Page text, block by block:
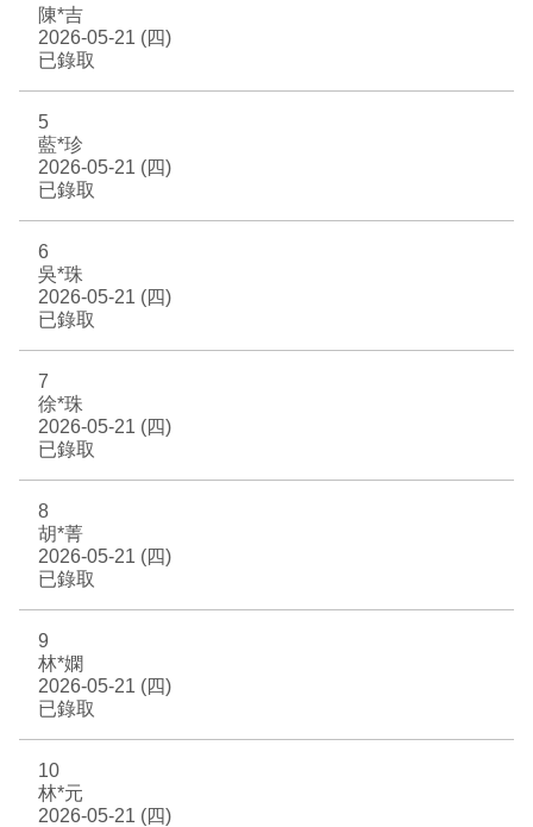
典藏3D手上Run
2021 TAKAO．台客．南方HUE：李俊賢
2021高雄獎
2019 奔‧月—劉國松
感動虎 高美特展
感動牛 高美特展
尋寶高雄 - 校園推廣教材
陳*吉
2026-05-21 (四)
已錄取
5
藍*珍
2026-05-21 (四)
已錄取
6
吳*珠
2026-05-21 (四)
已錄取
7
徐*珠
2026-05-21 (四)
已錄取
8
胡*菁
2026-05-21 (四)
已錄取
9
林*嫻
2026-05-21 (四)
已錄取
10
林*元
2026-05-21 (四)